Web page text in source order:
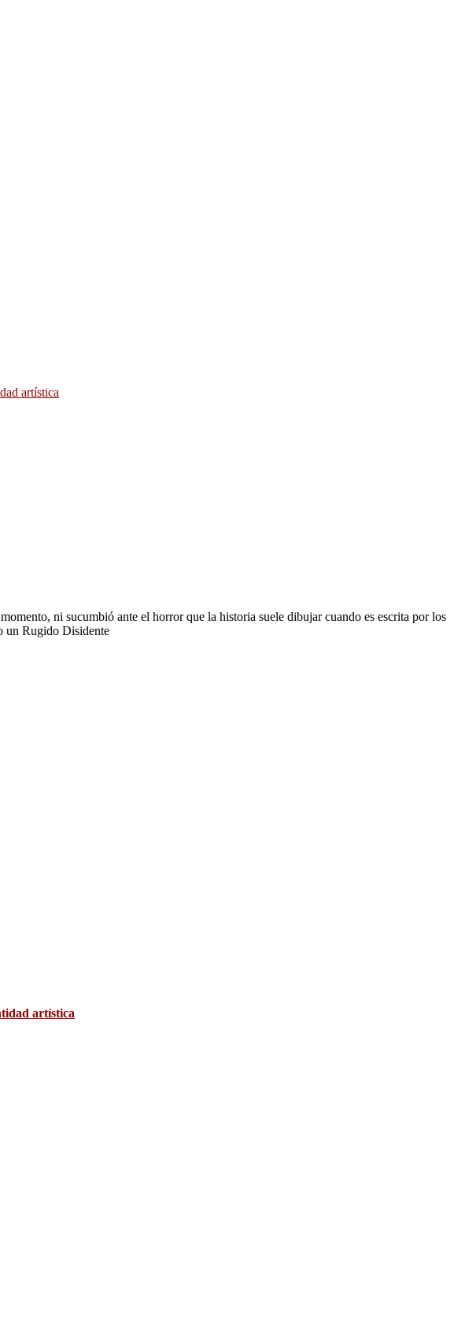
artística
ni sucumbió ante el horror que la historia suele dibujar cuando es escrita por los
un Rugido Disidente
artística